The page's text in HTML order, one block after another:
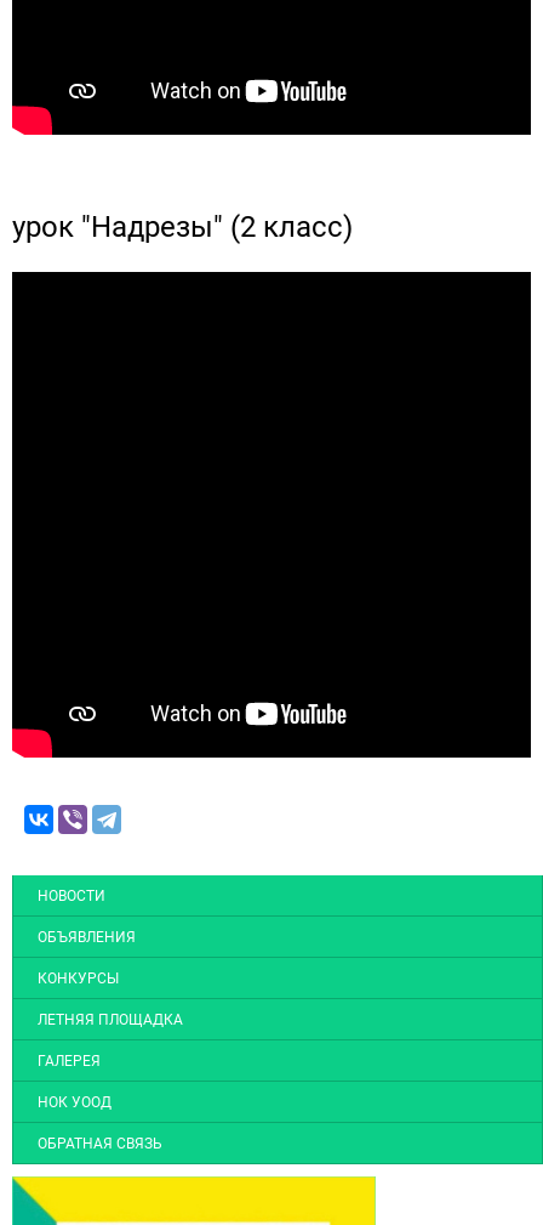
урок "Надрезы" (2 класс)
НОВОСТИ
ОБЪЯВЛЕНИЯ
КОНКУРСЫ
ЛЕТНЯЯ ПЛОЩАДКА
ГАЛЕРЕЯ
НОК УООД
ОБРАТНАЯ СВЯЗЬ